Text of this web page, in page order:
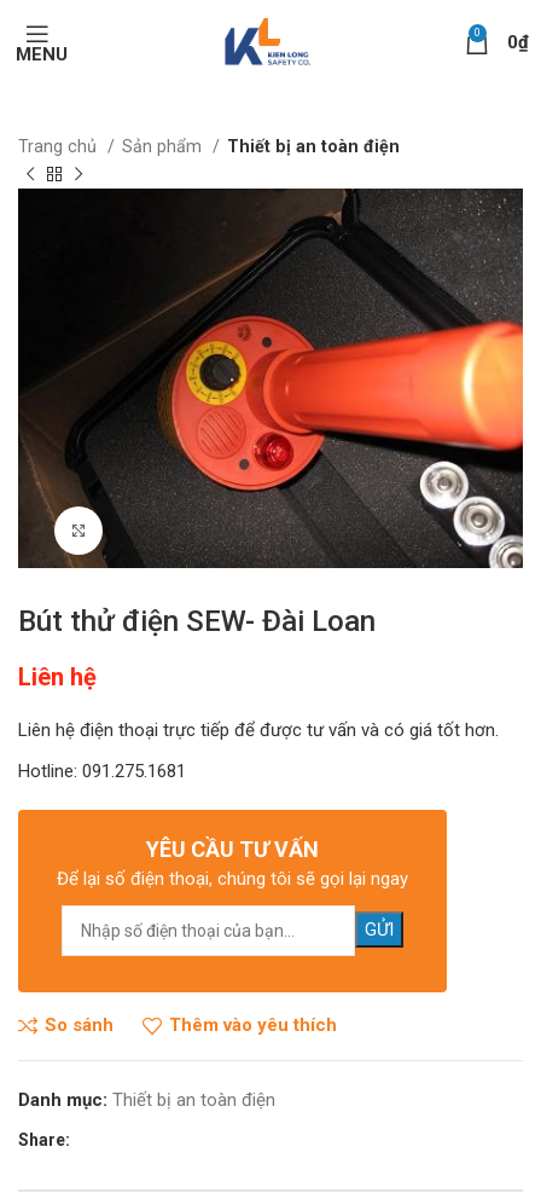
MENU
0 0₫
Trang chủ Sản phẩm Thiết bị an toàn điện
Click to enlarge
Bút thử điện SEW- Đài Loan
Liên hệ
Liên hệ điện thoại trực tiếp để được tư vấn và có giá tốt hơn.
Hotline: 091.275.1681
YÊU CẦU TƯ VẤN
Để lại số điện thoại, chúng tôi sẽ gọi lại ngay
So sánh Thêm vào yêu thích
Danh mục: Thiết bị an toàn điện
Share: